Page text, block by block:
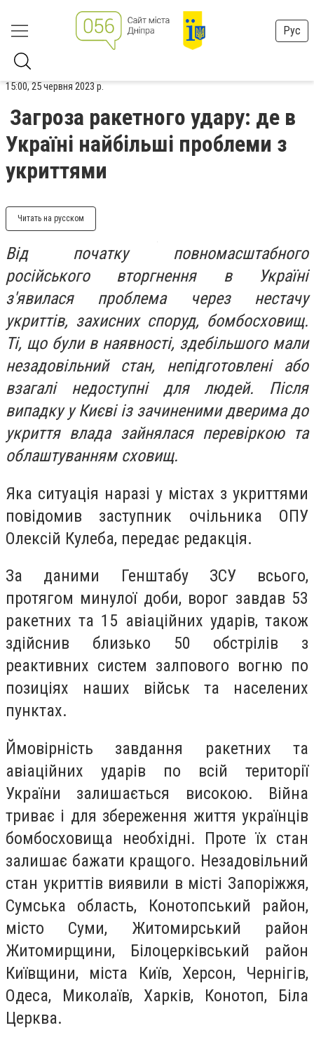
Рус
15:00, 25 червня 2023 р.
Загроза ракетного удару: де в
Україні найбільші проблеми з
укриттями
Читать на русском
Від початку повномасштабного
російського вторгнення в Україні
з'явилася проблема через нестачу
укриттів, захисних споруд, бомбосховищ.
Ті, що були в наявності, здебільшого мали
незадовільний стан, непідготовлені або
взагалі недоступні для людей. Після
випадку у Києві із зачиненими дверима до
укриття влада зайнялася перевіркою та
облаштуванням сховищ.
Яка ситуація наразі у містах з укриттями
повідомив заступник очільника ОПУ
Олексій Кулеба, передає редакція.
За даними Генштабу ЗСУ всього,
протягом минулої доби, ворог завдав 53
ракетних та 15 авіаційних ударів, також
здійснив близько 50 обстрілів з
реактивних систем залпового вогню по
позиціях наших військ та населених
пунктах.
Ймовірність завдання ракетних та
авіаційних ударів по всій території
України залишається високою. Війна
триває і для збереження життя українців
бомбосховища необхідні. Проте їх стан
залишає бажати кращого. Незадовільний
стан укриттів виявили в місті Запоріжжя,
Сумська область, Конотопський район,
місто Суми, Житомирський район
Житомирщини, Білоцерківський район
Київщини, міста Київ, Херсон, Чернігів,
Одеса, Миколаїв, Харків, Конотоп, Біла
Церква.